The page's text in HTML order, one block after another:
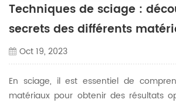
Techniques de sciage :
secrets des différents
Oct 19, 2023
En sciage, il est essentiel de
matériaux pour obtenir des résultats